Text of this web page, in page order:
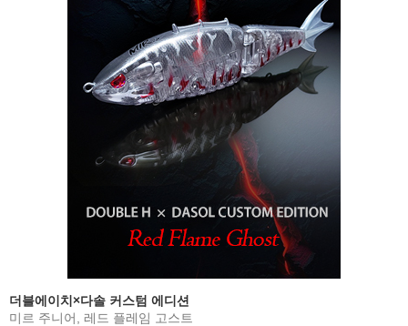
더블에이치×다솔 커스텀 에디션
미르 주니어, 레드 플레임 고스트